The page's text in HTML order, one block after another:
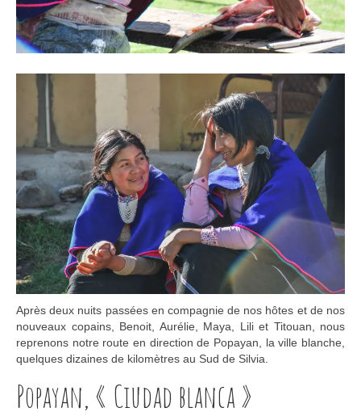
Après deux nuits passées en compagnie de nos hôtes et de nos
nouveaux copains, Benoit, Aurélie, Maya, Lili et Titouan, nous
reprenons notre route en direction de Popayan, la ville blanche,
quelques dizaines de kilomètres au Sud de Silvia.
Popayan, « Ciudad blanca »